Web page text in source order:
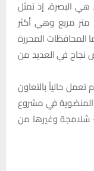
هي البصرة، إذ تمثل
بحدود 900 الى 950 كيلو متر مربع وهي أكثر
المحافظات المحررة
نجاح في العديد من
تعمل حالياً بالتعاون
المنضوية في مشروع
وغيرها من